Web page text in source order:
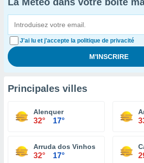
J'ai lu et j'accepte la politique de privacité
Principales villes
Alenquer
32° 17°
Arruda dos Vinhos
32° 17°